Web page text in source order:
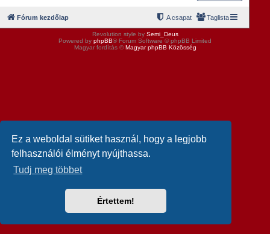
Ez a weboldal sütiket használ, hogy a legjobb
felhasználói élményt nyújthassa.
Tudj meg többet
Értettem!
Fórum kezdőlap Taglista
A csapat
Revolution style by Semi_Deus
Powered by phpBB® Forum Software © phpBB Limited
Magyar fordítás ©Magyar phpBB Közösség